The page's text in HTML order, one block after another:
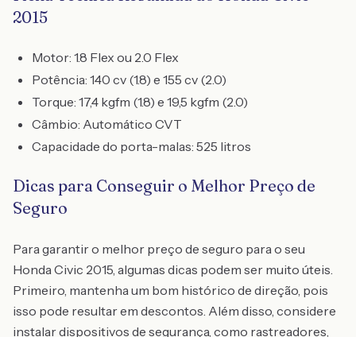
2015
Motor: 1.8 Flex ou 2.0 Flex
Potência: 140 cv (1.8) e 155 cv (2.0)
Torque: 17,4 kgfm (1.8) e 19,5 kgfm (2.0)
Câmbio: Automático CVT
Capacidade do porta-malas: 525 litros
Dicas para Conseguir o Melhor Preço de
Seguro
Para garantir o melhor preço de seguro para o seu
Honda Civic 2015, algumas dicas podem ser muito úteis.
Primeiro, mantenha um bom histórico de direção, pois
isso pode resultar em descontos. Além disso, considere
instalar dispositivos de segurança, como rastreadores,